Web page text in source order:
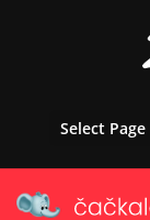
Select Page